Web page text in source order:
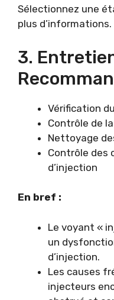
Sélectionnez une
plus d’informations.
3.
Vérification
Contrôle de
Nettoyage
Contrôle des
d’injection
En bref :
Le voyant «
un
d’injection.
Les causes
injecteurs